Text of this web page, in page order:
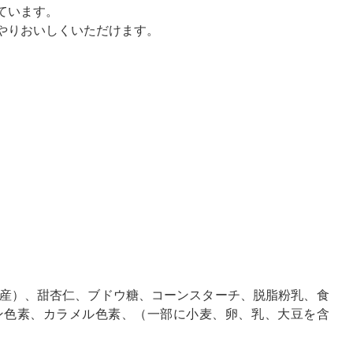
ます。
おいしくいただけます。
）、甜杏仁、ブドウ糖、コーンスターチ、脱脂粉乳、食
素、カラメル色素、（一部に小麦、卵、乳、大豆を含